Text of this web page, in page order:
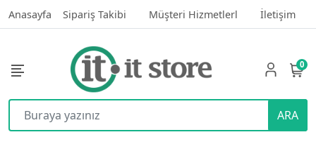
Anasayfa Sipariş Takibi Müşteri Hizmetlerl İletişim
ARA
0